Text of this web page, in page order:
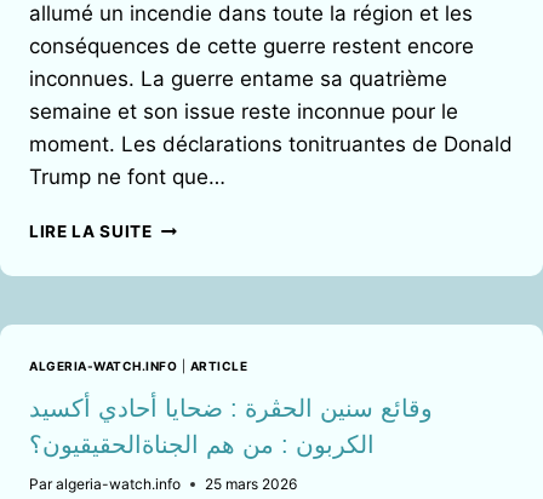
allumé un incendie dans toute la région et les
conséquences de cette guerre restent encore
inconnues. La guerre entame sa quatrième
semaine et son issue reste inconnue pour le
moment. Les déclarations tonitruantes de Donald
Trump ne font que…
LIRE LA SUITELA
IMPERIALO-
CONTRE
SEMBLE
SE
VERS
L’IMPASSE
ALGERIA-WATCH.INFO ARTICLE
وقائع سنين الحڤرة : ضحايا أحادي أكسيد
الكربون : من هم الجناةالحقيقيون؟
Par algeria-watch.info 25 mars 2026